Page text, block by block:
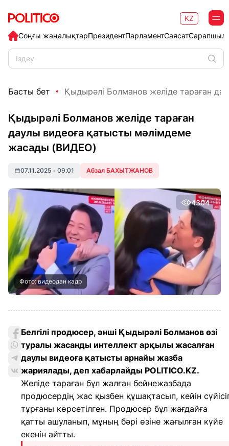
Соңғы жаңалықтарПрезидентПарламентСаясат
KZ
Басты бет Қыдырәлі Болманов желіде тараған
Қыдырәлі Болманов желіде тараған
даулы видеоға қатысты мәлімдеме
жасады (ВИДЕО)
07.11.2025 • 09:01 Абзал БАХЫТЖАНОВ
4304
Фото: видеодан кадр
Белгілі продюсер, әнші Қыдырәлі Болманов өзі
туралы жасанды интеллект арқылы жасалған
даулы видеоға қатысты арнайы жазба
жариялады, деп хабарлайды POLITICO.KZ.
Желіде тараған бұл жалған бейнежазбада
продюсердің жас қызбен құшақтасып, кейін
тұрғаны көрсетілген. Продюсер бұл жағдайға
қатты ашуланып, мұның бәрі өзіне жағылған күйе
екенін айтты.